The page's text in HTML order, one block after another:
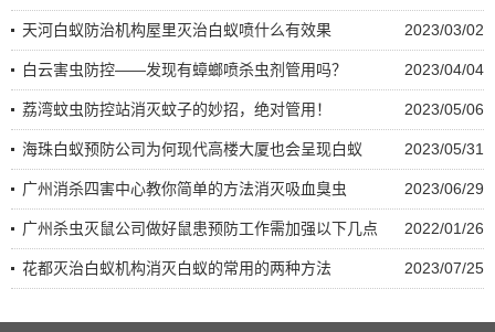
2023/03/02
天河白蚁防治机构屋里灭治白蚁喷什么有效果
2023/04/04
白云害虫防控——发现有蟑螂喷杀虫剂管用吗？
2023/05/06
荔湾蚊虫防控站消灭蚊子的妙招，绝对管用！
2023/05/31
海珠白蚁预防公司为何现代高楼大厦也会呈现白蚁
2023/06/29
广州消杀四害中心教你简单的方法消灭吸血臭虫
2022/01/26
广州杀虫灭鼠公司做好鼠患预防工作需加强以下几点
2023/07/25
花都灭治白蚁机构消灭白蚁的常用的两种方法